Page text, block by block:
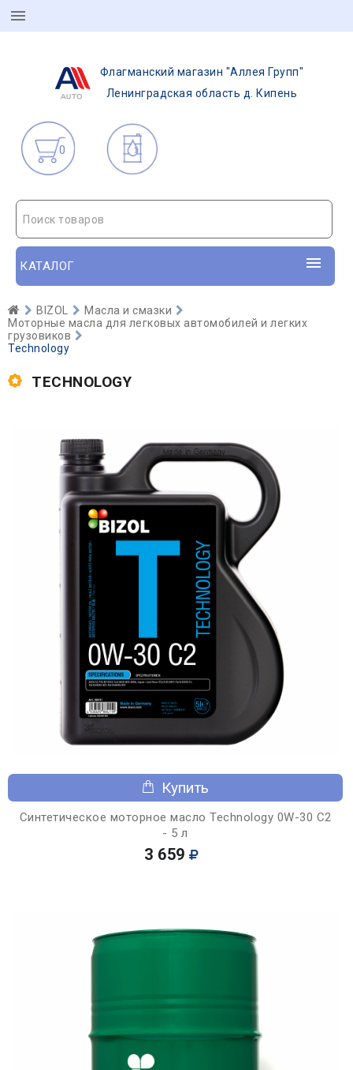
Флагманский магазин "Аллея Групп"
Ленинградская область д. Кипень
0
Поиск товаров
КАТАЛОГ
BIZOL
Масла и смазки
Моторные масла для легковых автомобилей и легких
грузовиков
Technology
TECHNOLOGY
Купить
Синтетическое моторное масло Technology 0W-30 C2
- 5 л
3 659